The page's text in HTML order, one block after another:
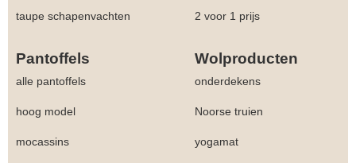
taupe schapenvachten 2 voor 1 prijs
Pantoffels Wolproducten
alle pantoffels onderdekens
hoog model Noorse truien
mocassins yogamat